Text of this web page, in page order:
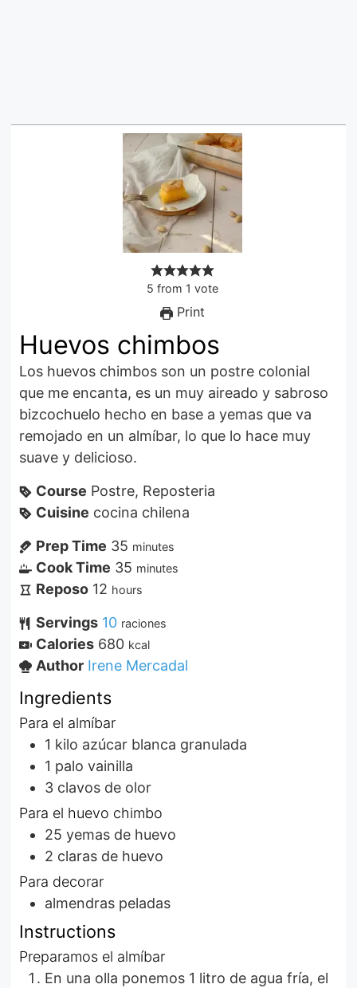
5 from 1 vote
Print
Huevos chimbos
Los huevos chimbos son un postre colonial
que me encanta, es un muy aireado y sabroso
bizcochuelo hecho en base a yemas que va
remojado en un almíbar, lo que lo hace muy
suave y delicioso.
Course Postre, Reposteria
Cuisine cocina chilena
Prep Time 35 minutes
Cook Time 35 minutes
Reposo 12 hours
Servings 10 raciones
Calories 680 kcal
Author Irene Mercadal
Ingredients
Para el almíbar
1 kilo azúcar blanca granulada
1 palo vainilla
3 clavos de olor
Para el huevo chimbo
25 yemas de huevo
2 claras de huevo
Para decorar
almendras peladas
Instructions
Preparamos el almíbar
En una olla ponemos 1 litro de agua fría, el